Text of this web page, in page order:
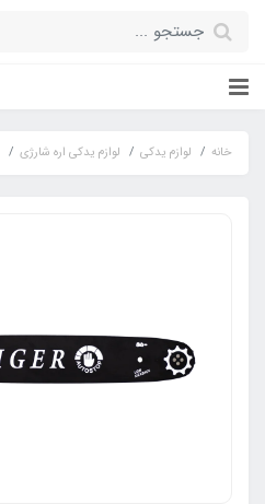
خانه لوازم یدکی لوازم یدکی اره شارژی